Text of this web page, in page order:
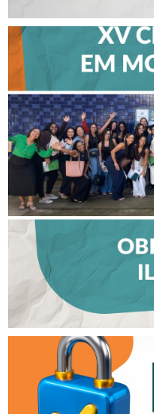
CREFITO-
TALENTOS